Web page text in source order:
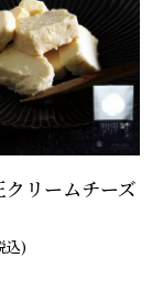
クリームチーズ